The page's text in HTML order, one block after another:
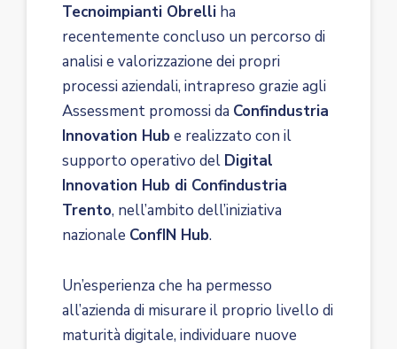
Tecnoimpianti Obrelli ha
recentemente concluso un percorso di
analisi e valorizzazione dei propri
processi aziendali, intrapreso grazie agli
Assessment promossi da Confindustria
Innovation Hube realizzato con il
supporto operativo del Digital
Innovation Hub di Confindustria
Trento, nell’ambito dell’iniziativa
nazionale ConfIN Hub.
Un’esperienza che ha permesso
all’azienda di misurare il proprio livello di
maturità digitale, individuare nuove